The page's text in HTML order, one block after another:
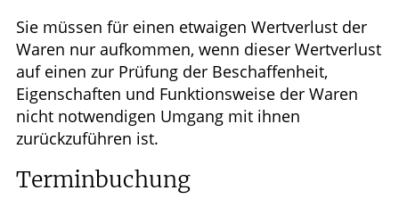
Sie müssen für einen etwaigen Wertverlust der
Waren nur aufkommen, wenn dieser Wertverlust
auf einen zur Prüfung der Beschaffenheit,
Eigenschaften und Funktionsweise der Waren
nicht notwendigen Umgang mit ihnen
zurückzuführen ist.
Terminbuchung